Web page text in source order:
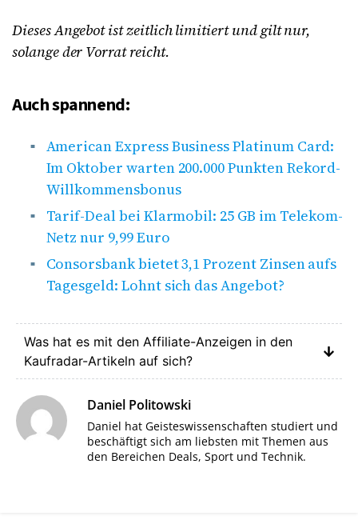
Dieses Angebot ist zeitlich limitiert und gilt nur,
solange der Vorrat reicht.
Auch spannend:
American Express Business Platinum Card:
Im Oktober warten 200.000 Punkten Rekord-
Willkommensbonus
Tarif-Deal bei Klarmobil: 25 GB im Telekom-
Netz nur 9,99 Euro
Consorsbank bietet 3,1 Prozent Zinsen aufs
Tagesgeld: Lohnt sich das Angebot?
Was hat es mit den Affiliate-Anzeigen in den
Kaufradar-Artikeln auf sich?
Daniel Politowski
Daniel hat Geisteswissenschaften studiert und
beschäftigt sich am liebsten mit Themen aus
den Bereichen Deals, Sport und Technik.